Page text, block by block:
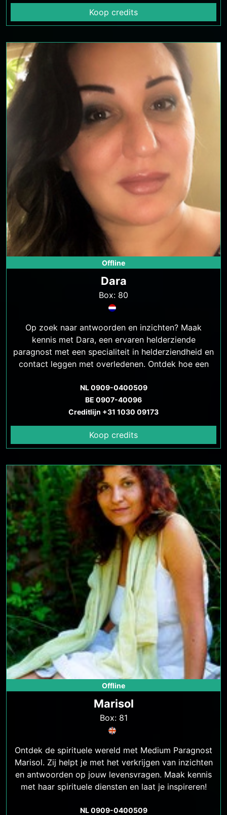
Koop credits
Offline
Dara
Box: 80
Op zoek naar antwoorden en inzichten? Maak
kennis met Dara, een ervaren helderziende
paragnost met een specialiteit in helderziendheid en
contact leggen met overledenen. Ontdek hoe een
antwoorden, rust en heling. Betaalbare tarieven en
veilige communicatiemethoden beschikbaar
NL 0909-0400509
BE 0907-40096
Creditlijn +31 1030 09173
Koop credits
Offline
Marisol
Box: 81
Ontdek de spirituele wereld met Medium Paragnost
Marisol. Zij helpt je met het verkrijgen van inzichten
en antwoorden op jouw levensvragen. Maak kennis
met haar spirituele diensten en laat je inspireren!
NL 0909-0400509